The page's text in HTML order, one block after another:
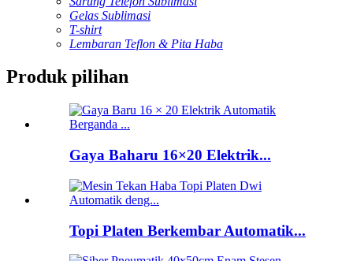
Gelas Sublimasi
T-shirt
Lembaran Teflon & Pita Haba
Produk pilihan
Gaya Baharu 16×20 Elektrik...
Topi Platen Berkembar Automatik...